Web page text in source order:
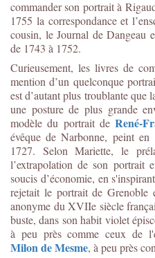
commander son portrait à
1755 la correspondance et
cousin, le Journal de Dangeau
de 1743 à 1752.
Curieusement, les livres de
mention d’un quelconque
est d’autant plus troublante que
une posture de plus grande
modèle du portrait de René-
évêque de Narbonne, peint
1727. Selon Mariette, le
l’extrapolation de son portrait
soucis d’économie, en
rejetait le portrait de Grenoble
anonyme du XVIIe siècle
buste, dans son habit violet
à peu près comme ceux de
Milon de Mesme, à peu près